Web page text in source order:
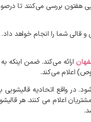
هفتون بررسی می‌کنند تا
و قالی شما را انجام خواهد داد
ارائه می‌کند. ضمن اینکه به
)اعلام می‌کند.
. در واقع اتحادیه قالیشویی
مشتریان اعلام می کنند.هر
.